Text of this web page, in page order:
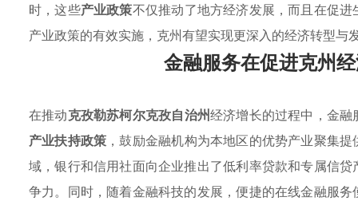
时，这些产业政策不仅推动了地方经济发展，而且在促
产业政策的有效实施，克州有望实现更深入的经济转型与
金融服务在促进克州
在推动克孜勒苏柯尔克孜自治州经济增长的过程中，金
产业扶持政策 ，鼓励金融机构为本地区的优势产业聚集
域，银行和信用社面向企业推出了低利率贷款和专属信
争力。同时，随着金融科技的发展，便捷的在线金融服